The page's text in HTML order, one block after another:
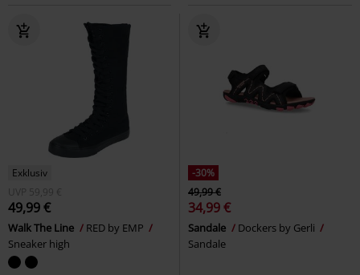
Exklusiv
UVP
59,99 €
49,99 €
Walk The Line
RED by EMP
Sneaker high
-30%
49,99 €
34,99 €
Sandale
Dockers by Gerli
Sandale